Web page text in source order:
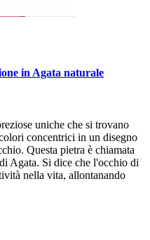
in Agata naturale
uniche che si trovano
concentrici in un disegno
Questa pietra è chiamata
Agata. Si dice che l'occhio di
nella vita, allontanando